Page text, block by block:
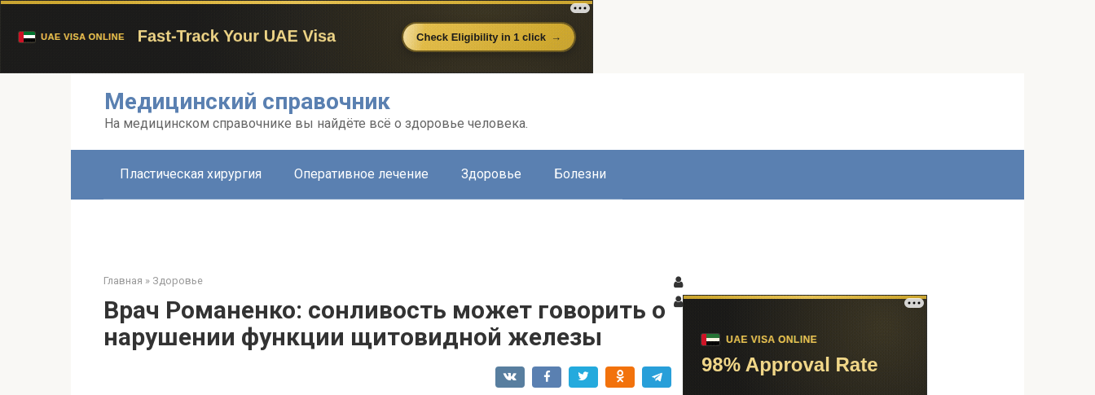
Медицинский справочник
На медицинском справочнике вы найдёте всё о здоровье человека.
Пластическая хирургия Оперативное лечение Здоровье Болезни
Главная » Здоровье
Врач Романенко: сонливость может говорить о
нарушении функции щитовидной железы